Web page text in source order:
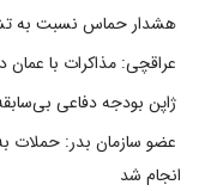
هشدار حماس نسبت به
عراقچی: مذاکرات با
ژاپن بودجه دفاعی بی‌سابقه ۵۶ میلیارد دلاری را در نظر
عضو سازمان بدر: حملات
انجام شد